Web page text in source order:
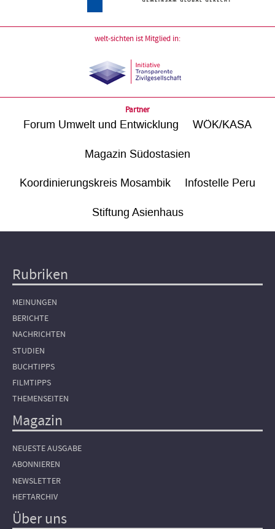
welt-sichten ist Mitglied in:
Partner
Forum Umwelt und Entwicklung WÖK/KASA
Magazin Südostasien
Koordinierungskreis Mosambik Infostelle Peru
Stiftung Asienhaus
Hauptnavigation
Rubriken
MEINUNGEN
BERICHTE
NACHRICHTEN
STUDIEN
BUCHTIPPS
FILMTIPPS
THEMENSEITEN
Magazin
NEUESTE AUSGABE
ABONNIEREN
NEWSLETTER
HEFTARCHIV
Über uns